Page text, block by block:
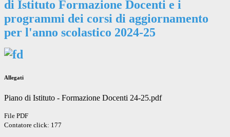
di Istituto Formazione Docenti e i
programmi dei corsi di aggiornamento
per l'anno scolastico 2024-25
Allegati
Piano di Istituto - Formazione Docenti 24-25.pdf
File PDF
Contatore click: 177